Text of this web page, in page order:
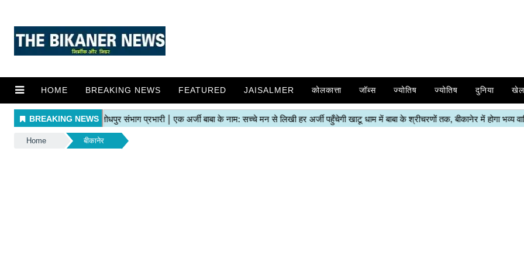
HOME BREAKING NEWS FEATURED JAISALMER कोलकात्ता जॉब्स ज्योतिष ज्योतिष दुनिया खेल
Home बीकानेर